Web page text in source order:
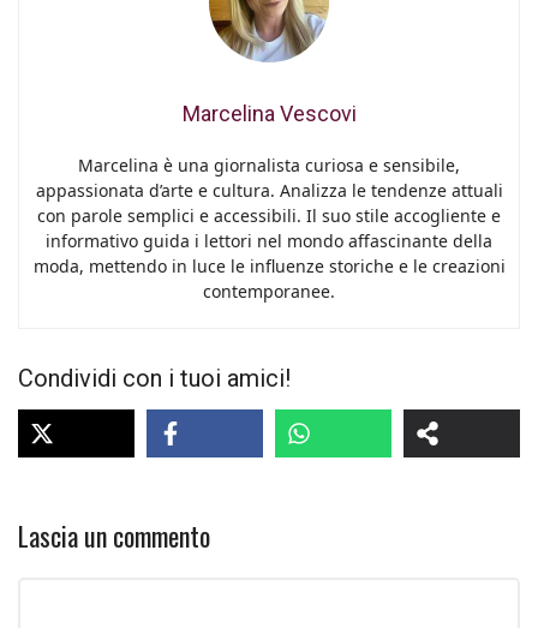
Marcelina Vescovi
Marcelina è una giornalista curiosa e sensibile,
appassionata d’arte e cultura. Analizza le tendenze attuali
con parole semplici e accessibili. Il suo stile accogliente e
informativo guida i lettori nel mondo affascinante della
moda, mettendo in luce le influenze storiche e le creazioni
contemporanee.
Condividi con i tuoi amici!
Lascia un commento